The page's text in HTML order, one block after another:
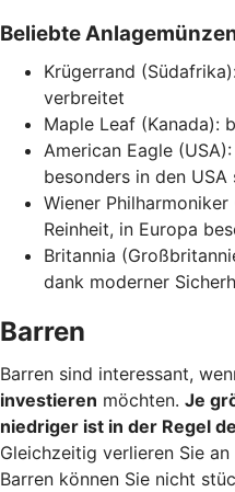
Beliebte
Krügerrand
verbreitet
Maple Leaf (Kanada):
American Eagle
besonders in den
Wiener
Reinheit, in Europa
Britannia
dank moderner
Barren
Barren sind interessant,
investieren möchten. Je
niedriger ist in der Regel
Gleichzeitig verlieren Sie
Barren können Sie nicht